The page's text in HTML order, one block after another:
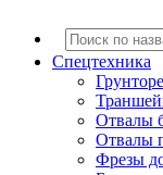
Спецтехника
Отвалы
Отвалы
Фрезы